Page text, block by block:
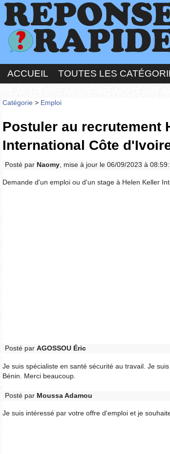
ACCUEIL TOUTES LES
Catégorie > Emploi
Postuler au recrutement
International Côte
Posté par Naomy , mise à jour le 06/09/2023 à
Demande d'un emploi ou d'un stage à Helen Keller
Posté par AGOSSOU Éric
Je suis spécialiste en santé sécurité au travail. Je
Bénin. Merci beaucoup.
Posté par Moussa Adamou
Je suis intéressé par votre offre d'emploi et je